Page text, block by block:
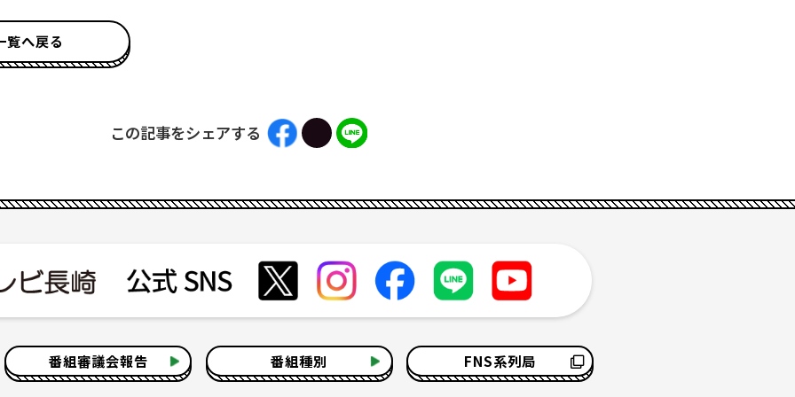
覧へ戻る
この記事をシェアする
番組審議会報告 番組種別 FNS系列局